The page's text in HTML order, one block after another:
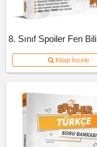
Kitap İncele